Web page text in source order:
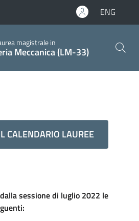
ENG
magistrale in
Meccanica (LM-33)
CALENDARIO LAUREE
sessione di luglio 2022 le